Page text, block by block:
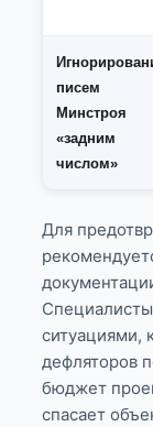
писем
Минстроя
«задним
числом»
Для
ситуациями,
дефляторов
бюджет
спасает